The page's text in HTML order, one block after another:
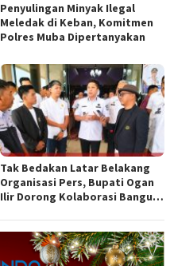
Penyulingan Minyak Ilegal
Meledak di Keban, Komitmen
Polres Muba Dipertanyakan
Tak Bedakan Latar Belakang
Organisasi Pers, Bupati Ogan
Ilir Dorong Kolaborasi Bangun